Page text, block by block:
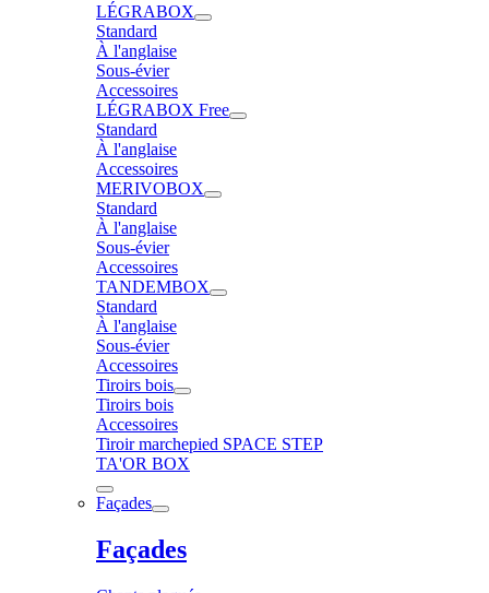
LÉGRABOX
Standard
À l'anglaise
Sous-évier
Accessoires
LÉGRABOX Free
Standard
À l'anglaise
Accessoires
MERIVOBOX
Standard
À l'anglaise
Sous-évier
Accessoires
TANDEMBOX
Standard
À l'anglaise
Sous-évier
Accessoires
Tiroirs bois
Tiroirs bois
Accessoires
Tiroir marchepied SPACE STEP
TA'OR BOX
Façades
Façades